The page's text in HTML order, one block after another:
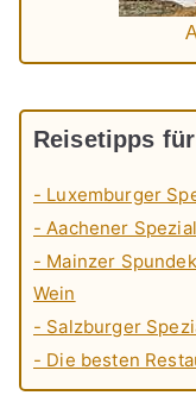
Reisetipps
- Luxemburger
- Aachener
- Mainzer
Wein
- Salzburger
- Die besten